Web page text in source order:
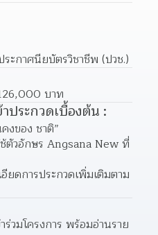
ะกาศนียบัตรวิชาชีพ (ปวช.)
บาท
ประกวดเบื้องต้น :
งของ ชาติ”
ตัวอักษร Angsana New ที่
ยดการประกวดเพิ่มเติมตาม
วมโครงการ พร้อมอ่านราย